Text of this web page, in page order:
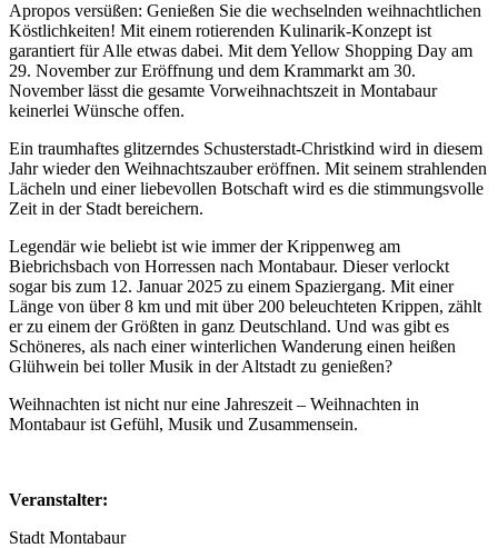
Apropos versüßen: Genießen Sie die wechselnden weihnachtlichen
Köstlichkeiten! Mit einem rotierenden Kulinarik-Konzept ist
garantiert für Alle etwas dabei. Mit dem Yellow Shopping Day am
29. November zur Eröffnung und dem Krammarkt am 30.
November lässt die gesamte Vorweihnachtszeit in Montabaur
keinerlei Wünsche offen.
Ein traumhaftes glitzerndes Schusterstadt-Christkind wird in diesem
Jahr wieder den Weihnachtszauber eröffnen. Mit seinem strahlenden
Lächeln und einer liebevollen Botschaft wird es die stimmungsvolle
Zeit in der Stadt bereichern.
Legendär wie beliebt ist wie immer der Krippenweg am
Biebrichsbach von Horressen nach Montabaur. Dieser verlockt
sogar bis zum 12. Januar 2025 zu einem Spaziergang. Mit einer
Länge von über 8 km und mit über 200 beleuchteten Krippen, zählt
er zu einem der Größten in ganz Deutschland. Und was gibt es
Schöneres, als nach einer winterlichen Wanderung einen heißen
Glühwein bei toller Musik in der Altstadt zu genießen?
Weihnachten ist nicht nur eine Jahreszeit – Weihnachten in
Montabaur ist Gefühl, Musik und Zusammensein.
Veranstalter:
Stadt Montabaur